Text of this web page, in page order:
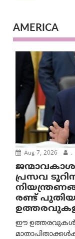
AMERICA
Aug 7, 2026 .
പ്രസവ
രണ്ട്
ഈ ഉത്തരവുകൾ